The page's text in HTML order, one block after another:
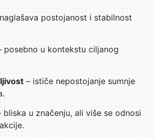
postojanost i stabilnost
posebno u kontekstu ciljanog
– ističe nepostojanje sumnje
bliska u značenju, ali više se odnosi